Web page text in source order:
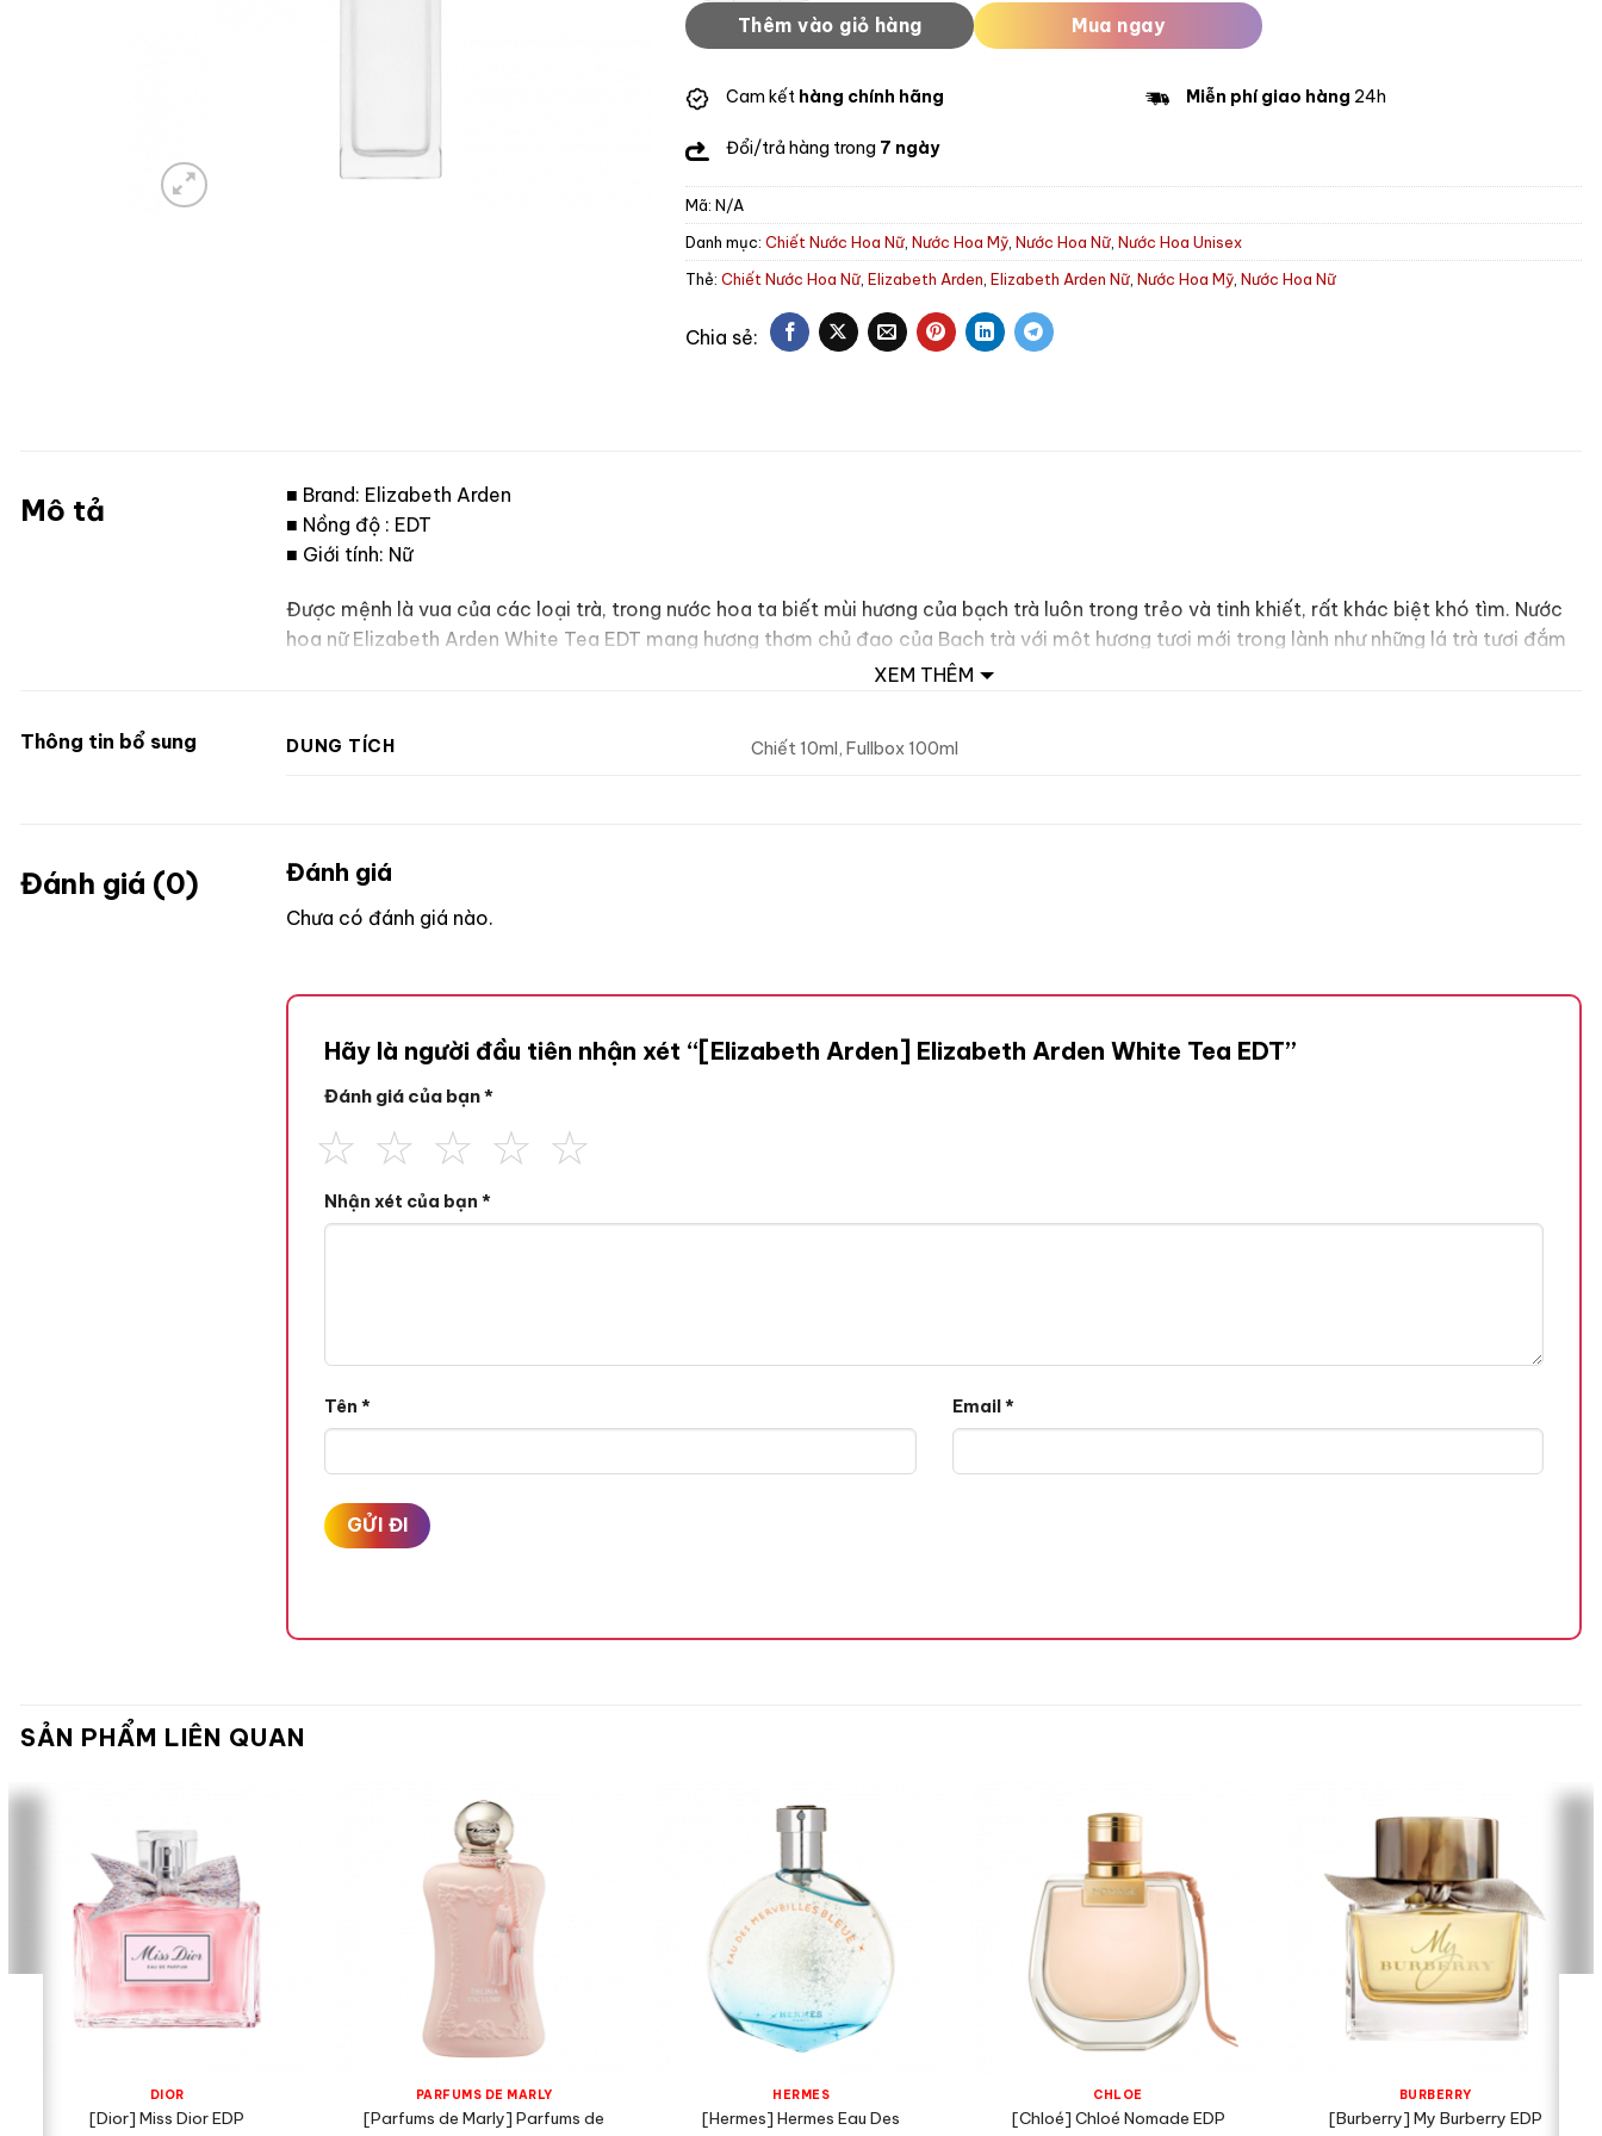
Thêm vào giỏ hàng Mua ngay
Cam kết hàng chính hãng Miễn phí giao hàng 24h
Đổi/trả hàng trong 7 ngày
Mã:N/A
Danh mục:Chiết Nước Hoa Nữ,Nước Hoa Mỹ,Nước Hoa Nữ,Nước Hoa Unisex
Thẻ:Chiết Nước Hoa Nữ,Elizabeth Arden,Elizabeth Arden Nữ,Nước Hoa Mỹ,Nước Hoa Nữ
Mô tả
■ Brand: Elizabeth Arden
■ Nồng độ : EDT
■ Giới tính: Nữ
Được mệnh là vua của các loại trà, trong nước hoa ta biết mùi hương của bạch trà luôn trong trẻo và tinh khiết, rất khác biệt khó tìm. Nước
hoa nữ Elizabeth Arden White Tea EDT mang hương thơm chủ đạo của Bạch trà với một hương tươi mới trong lành như những lá trà tươi đắm
Hương Biển Xanh,
Hương Lá Xanh,
Quả Cam Madarin,
Cây Dương Xỉ,
XEM THÊM
Thông tin bổ sung DUNG TÍCH Chiết 10ml, Fullbox 100ml
Đánh giá (0) Đánh giá
Chưa có đánh giá nào.
Hãy là người đầu tiên nhận xét “[Elizabeth Arden] Elizabeth Arden White Tea EDT”
Đánh giá của bạn*
Nhận xét của bạn*
Tên* Email *
SẢN PHẨM LIÊN QUAN
DIOR
[Dior] Miss Dior EDP
PARFUMS DE MARLY
[Parfums de Marly] Parfums de
HERMES
[Hermes] Hermes Eau Des
CHLOÉ
[Chloé] Chloé Nomade EDP
BURBERRY
[Burberry] My Burberry EDP